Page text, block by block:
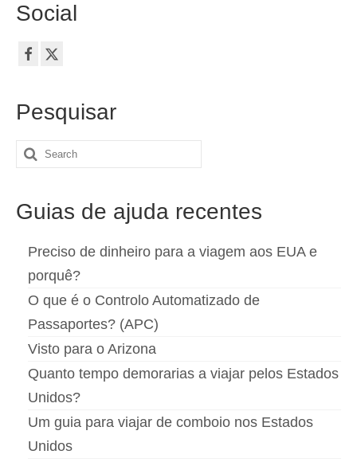
Español
Svenska(Sueco)
Social
Pesquisar
Search
Guias de ajuda recentes
Preciso de dinheiro para a viagem aos EUA e
porquê?
O que é o Controlo Automatizado de
Passaportes? (APC)
Visto para o Arizona
Quanto tempo demorarias a viajar pelos Estados
Unidos?
Um guia para viajar de comboio nos Estados
Unidos